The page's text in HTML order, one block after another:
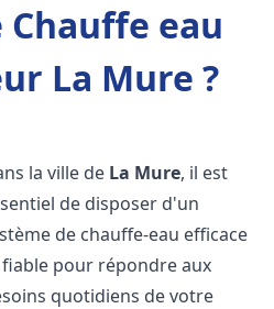
Chauffe eau
La Mure ?
la ville de La Mure, il est
de disposer d'un
de chauffe-eau efficace
pour répondre aux
quotidiens de votre